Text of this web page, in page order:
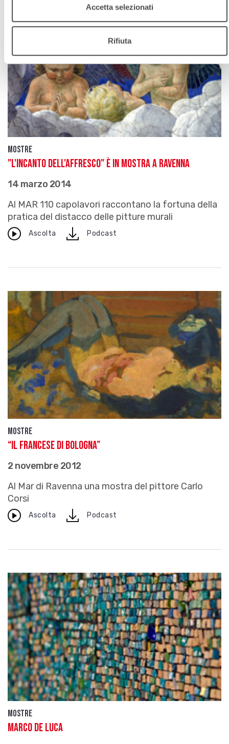
Accetta selezionati
Rifiuta
Mostre
"L'incanto dell'affresco" è in mostra a Ravenna
14 marzo 2014
Al MAR 110 capolavori raccontano la fortuna della
pratica del distacco delle pitture murali
Ascolta downloadPodcast
Mostre
“Il francese di Bologna”
2 novembre 2012
Al Mar di Ravenna una mostra del pittore Carlo
Corsi
Ascolta downloadPodcast
Mostre
Marco De Luca